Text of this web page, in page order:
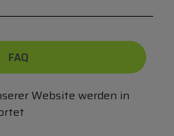
FAQ
Website werden in